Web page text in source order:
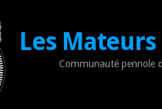
Les
Communauté pennole